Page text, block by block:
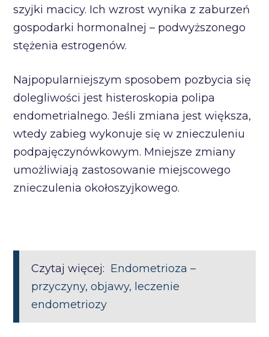
szyjki macicy. Ich wzrost wynika z zaburzeń
gospodarki hormonalnej – podwyższonego
stężenia estrogenów.
Najpopularniejszym sposobem pozbycia się
dolegliwości jest histeroskopia polipa
endometrialnego. Jeśli zmiana jest większa,
wtedy zabieg wykonuje się w znieczuleniu
podpajęczynówkowym. Mniejsze zmiany
umożliwiają zastosowanie miejscowego
znieczulenia okołoszyjkowego.
Czytaj więcej: Endometrioza –
przyczyny, objawy, leczenie
endometriozy